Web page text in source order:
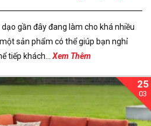
gần đây đang làm cho khá nhiều
sản phẩm có thể giúp bạn nghỉ
tiếp khách... Xem Thêm
25
03